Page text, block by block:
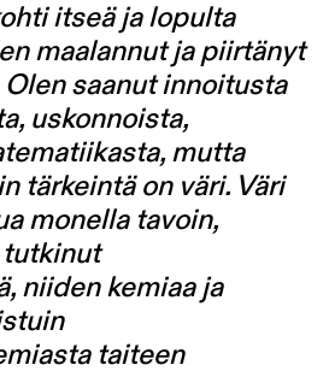
itseä ja lopulta
maalannut ja piirtänyt
Olen saanut innoitusta
uskonnoista,
mutta
tärkeintä on väri. Väri
monella tavoin,
niiden kemiaa ja
taiteen